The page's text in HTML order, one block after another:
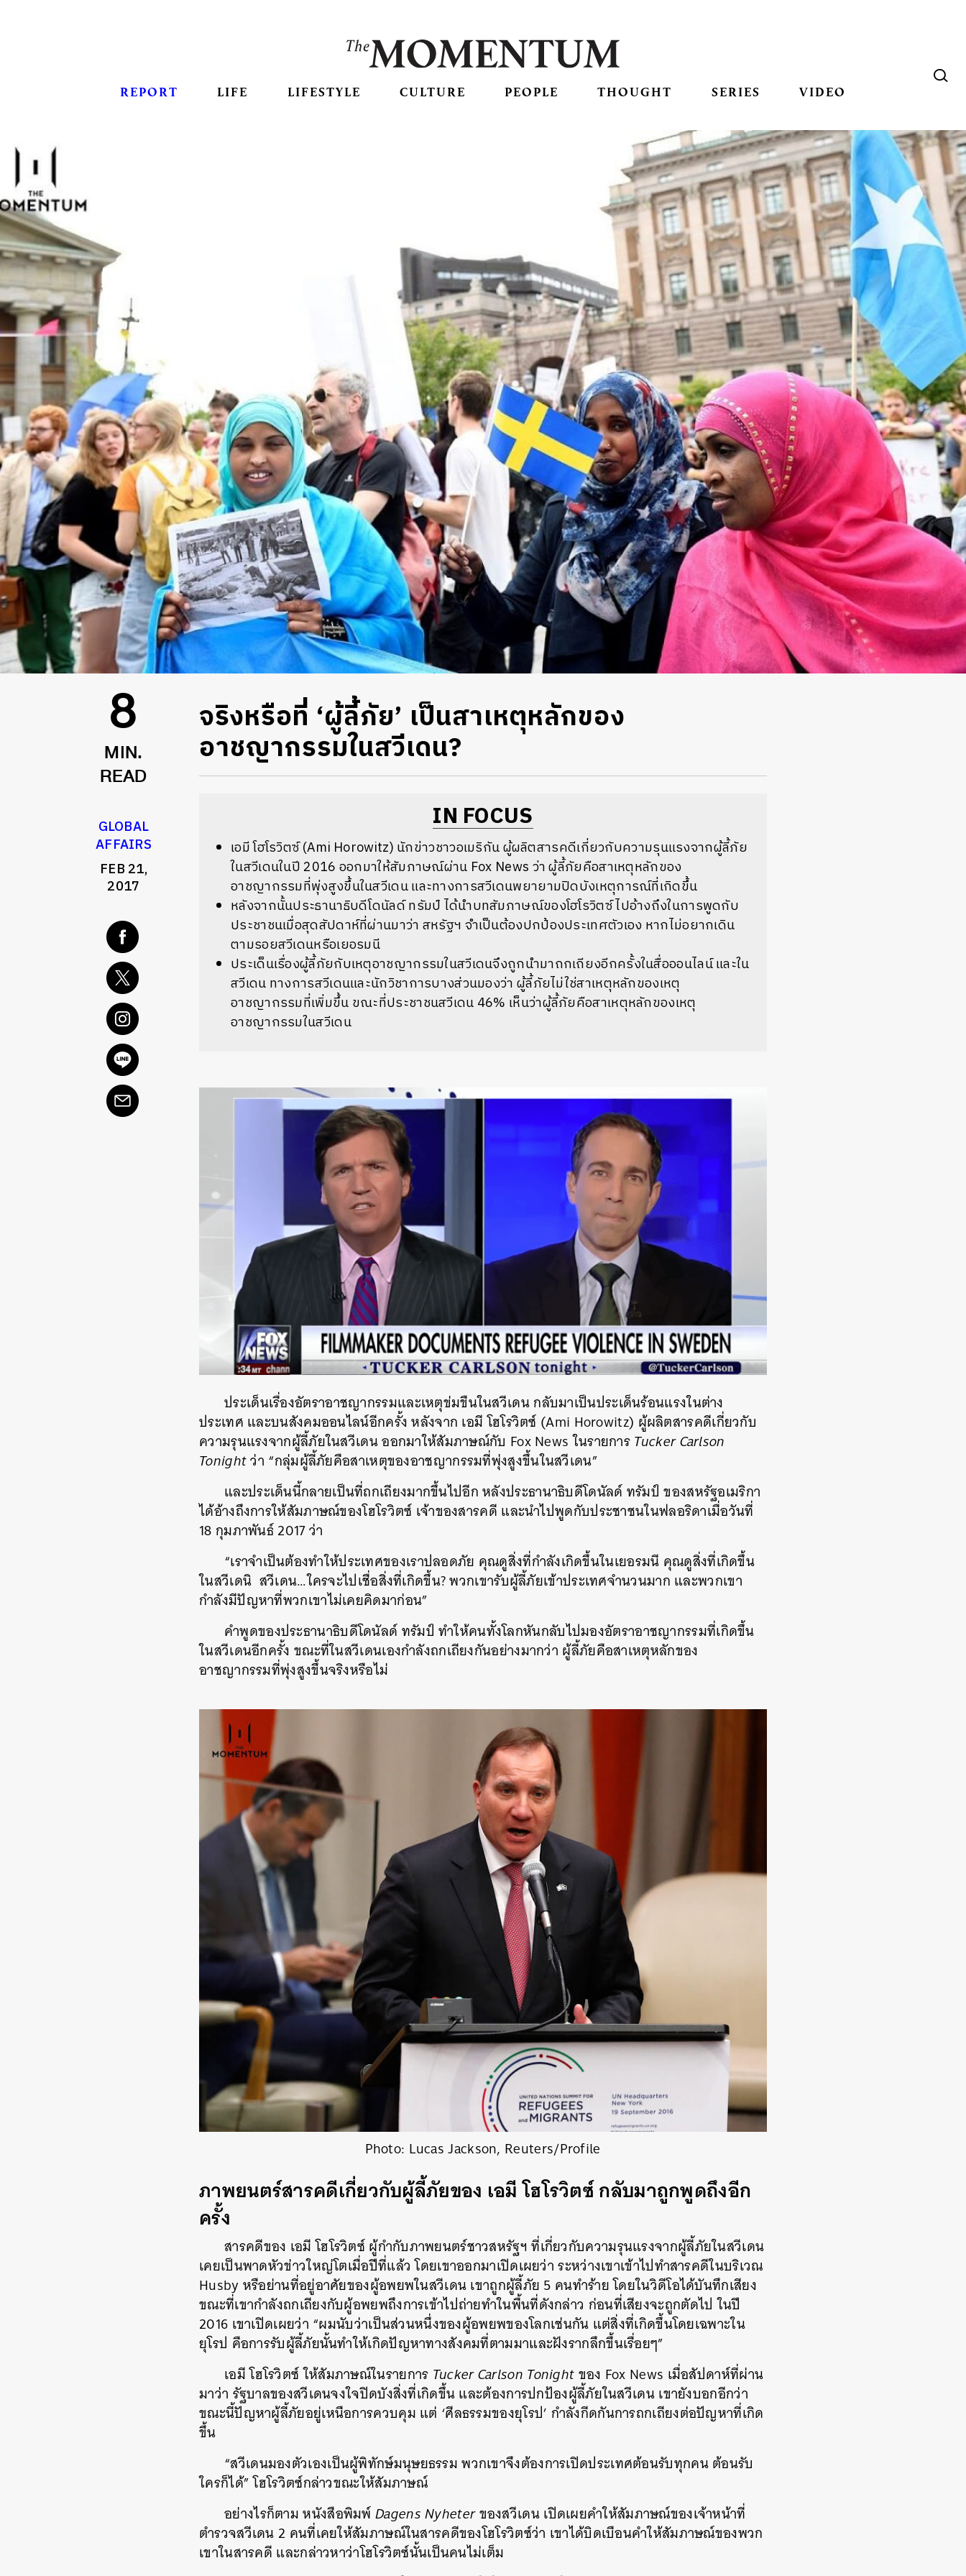
REPORT LIFE LIFESTYLE CULTURE PEOPLE THOUGHT SERIES VIDEO
8
MIN.
READ
GLOBAL
AFFAIRS
FEB 21,
2017
จริงหรือที่ ‘ผู้ลี้ภัย’ เป็นสาเหตุหลักของ
อาชญากรรมในสวีเดน?
IN FOCUS
เอมี โฮโรวิตซ์ (Ami Horowitz) นักข่าวชาวอเมริกัน ผู้ผลิตสารคดีเกี่ยวกับความรุนแรงจากผู้ลี้ภัย
ในสวีเดนในปี 2016 ออกมาให้สัมภาษณ์ผ่าน Fox News ว่า ผู้ลี้ภัยคือสาเหตุหลักของ
อาชญากรรมที่พุ่งสูงขึ้นในสวีเดน และทางการสวีเดนพยายามปิดบังเหตุการณ์ที่เกิดขึ้น
หลังจากนั้นประธานาธิบดีโดนัลด์ ทรัมป์ ได้นำบทสัมภาษณ์ของโฮโรวิตซ์ ไปอ้างถึงในการพูดกับ
ประชาชนเมื่อสุดสัปดาห์ที่ผ่านมาว่า สหรัฐฯ จำเป็นต้องปกป้องประเทศตัวเอง หากไม่อยากเดิน
ตามรอยสวีเดนหรือเยอรมนี
ประเด็นเรื่องผู้ลี้ภัยกับเหตุอาชญากรรมในสวีเดนจึงถูกนำมาถกเถียงอีกครั้งในสื่อออนไลน์ และใน
สวีเดน ทางการสวีเดนและนักวิชาการบางส่วนมองว่า ผู้ลี้ภัยไม่ใช่สาเหตุหลักของเหตุ
อาชญากรรมที่เพิ่มขึ้น ขณะที่ประชาชนสวีเดน 46% เห็นว่าผู้ลี้ภัยคือสาเหตุหลักของเหตุ
อาชญากรรมในสวีเดน
ประเด็นเรื่องอัตราอาชญากรรมและเหตุข่มขืนในสวีเดน กลับมาเป็นประเด็นร้อนแรงในต่าง
ประเทศ และบนสังคมออนไลน์อีกครั้ง หลังจาก เอมี โฮโรวิตซ์ (Ami Horowitz) ผู้ผลิตสารคดีเกี่ยวกับ
ความรุนแรงจากผู้ลี้ภัยในสวีเดน ออกมาให้สัมภาษณ์กับ Fox News ในรายการTucker Carlson
Tonightว่า “กลุ่มผู้ลี้ภัยคือสาเหตุของอาชญากรรมที่พุ่งสูงขึ้นในสวีเดน”
และประเด็นนี้กลายเป็นที่ถกเถียงมากขึ้นไปอีก หลังประธานาธิบดีโดนัลด์ ทรัมป์ ของสหรัฐอเมริกา
ได้อ้างถึงการให้สัมภาษณ์ของโฮโรวิตซ์ เจ้าของสารคดี และนำไปพูดกับประชาชนในฟลอริดาเมื่อวันที่
18 กุมภาพันธ์ 2017 ว่า
“เราจำเป็นต้องทำให้ประเทศของเราปลอดภัย คุณดูสิ่งที่กำลังเกิดขึ้นในเยอรมนี คุณดูสิ่งที่เกิดขึ้น
ในสวีเดนิ สวีเดน…ใครจะไปเชื่อสิ่งที่เกิดขึ้น? พวกเขารับผู้ลี้ภัยเข้าประเทศจำนวนมาก และพวกเขา
กำลังมีปัญหาที่พวกเขาไม่เคยคิดมาก่อน”
คำพูดของประธานาธิบดีโดนัลด์ ทรัมป์ ทำให้คนทั้งโลกหันกลับไปมองอัตราอาชญากรรมที่เกิดขึ้น
ในสวีเดนอีกครั้ง ขณะที่ในสวีเดนเองกำลังถกเถียงกันอย่างมากว่า ผู้ลี้ภัยคือสาเหตุหลักของ
อาชญากรรมที่พุ่งสูงขึ้นจริงหรือไม่
Photo: Lucas Jackson, Reuters/Profile
ภาพยนตร์สารคดีเกี่ยวกับผู้ลี้ภัยของ เอมี โฮโรวิตซ์ กลับมาถูกพูดถึงอีก
ครั้ง
สารคดีของ เอมี โฮโรวิตซ์ ผู้กำกับภาพยนตร์ชาวสหรัฐฯ ที่เกี่ยวกับความรุนแรงจากผู้ลี้ภัยในสวีเดน
เคยเป็นพาดหัวข่าวใหญ่โตเมื่อปีที่แล้ว โดยเขาออกมาเปิดเผยว่า ระหว่างเขาเข้าไปทำสารคดีในบริเวณ
Husby หรือย่านที่อยู่อาศัยของผู้อพยพในสวีเดน เขาถูกผู้ลี้ภัย 5 คนทำร้าย โดยในวิดีโอได้บันทึกเสียง
ขณะที่เขากำลังถกเถียงกับผู้อพยพถึงการเข้าไปถ่ายทำในพื้นที่ดังกล่าว ก่อนที่เสียงจะถูกตัดไป ในปี
2016 เขาเปิดเผยว่า “ผมนับว่าเป็นส่วนหนึ่งของผู้อพยพของโลกเช่นกัน แต่สิ่งที่เกิดขึ้นโดยเฉพาะใน
ยุโรป คือการรับผู้ลี้ภัยนั้นทำให้เกิดปัญหาทางสังคมที่ตามมาและฝังรากลึกขึ้นเรื่อยๆ”
เอมี โฮโรวิตซ์ ให้สัมภาษณ์ในรายการ Tucker Carlson Tonightของ Fox News เมื่อสัปดาห์ที่ผ่าน
มาว่า รัฐบาลของสวีเดนจงใจปิดบังสิ่งที่เกิดขึ้น และต้องการปกป้องผู้ลี้ภัยในสวีเดน เขายังบอกอีกว่า
ขณะนี้ปัญหาผู้ลี้ภัยอยู่เหนือการควบคุม แต่ ‘ศีลธรรมของยุโรป’ กำลังกีดกันการถกเถียงต่อปัญหาที่เกิด
ขึ้น
“สวีเดนมองตัวเองเป็นผู้พิทักษ์มนุษยธรรม พวกเขาจึงต้องการเปิดประเทศต้อนรับทุกคน ต้อนรับ
ใครก็ได้” โฮโรวิตซ์กล่าวขณะให้สัมภาษณ์
อย่างไรก็ตาม หนังสือพิมพ์Dagens Nyheterของสวีเดน เปิดเผยคำให้สัมภาษณ์ของเจ้าหน้าที่
ตำรวจสวีเดน 2 คนที่เคยให้สัมภาษณ์ในสารคดีของโฮโรวิตซ์ว่า เขาได้บิดเบือนคำให้สัมภาษณ์ของพวก
เขาในสารคดี และกล่าวหาว่าโฮโรวิตซ์นั้นเป็นคนไม่เต็ม
ค้นหา
SHARE TWEET LINE EMAIL